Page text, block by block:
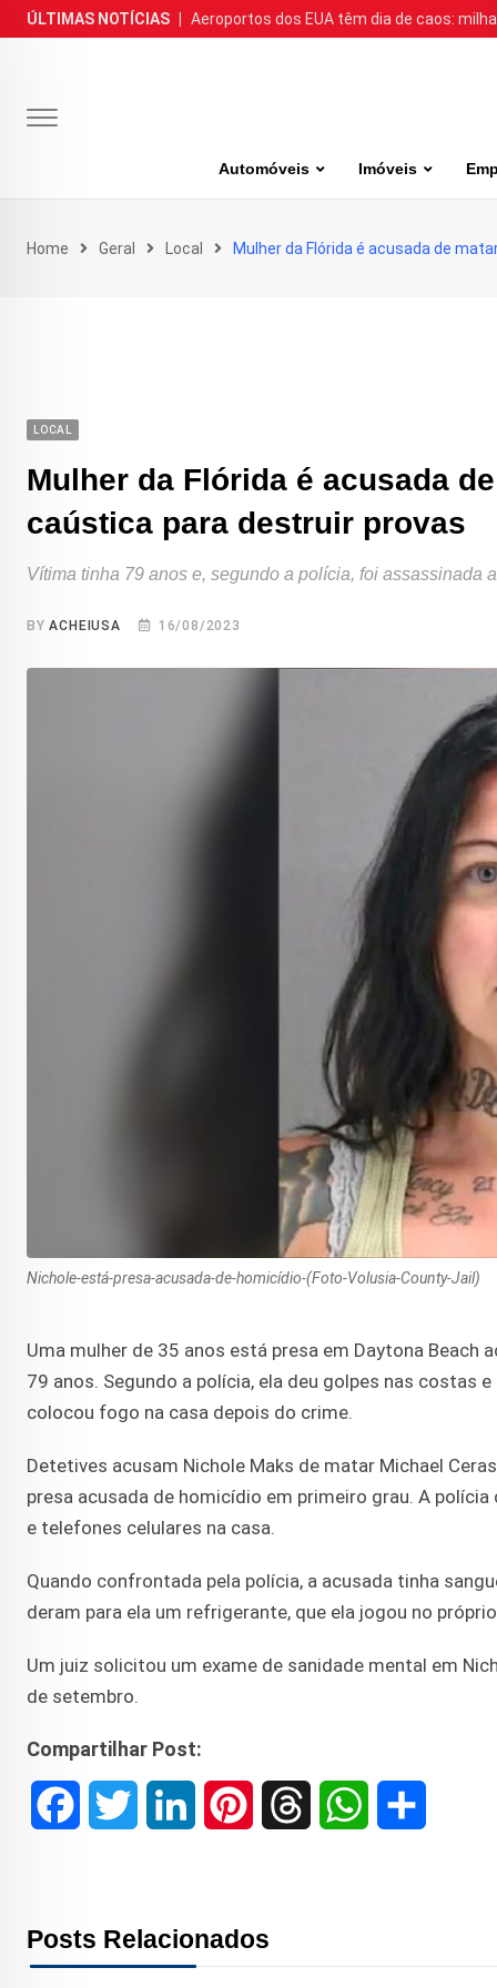
Skip
to
ÚLTIMAS NOTÍCIAS Aeroportos dos EUA têm dia de caos:
Automóveis Imóveis
Home Geral Local Mulher da Flórida é acusada de
LOCAL
Mulher da Flórida é acusada
caústica para destruir provas
Vítima tinha 79 anos e, segundo a polícia, foi assassinada
BYACHEIUSA 16/08/2023
Nichole-está-presa-acusada-de-homicídio-(Foto-Volusia-County-Jail)
Uma mulher de 35 anos está presa em Daytona
79 anos. Segundo a polícia, ela deu golpes nas costas
colocou fogo na casa depois do crime.
Detetives acusam Nichole Maks de matar Michael
presa acusada de homicídio em primeiro grau. A
e telefones celulares na casa.
Quando confrontada pela polícia, a acusada tinha
deram para ela um refrigerante, que ela jogou no
Um juiz solicitou um exame de sanidade mental em
de setembro.
Compartilhar Post:
e t k t
Posts Relacionados